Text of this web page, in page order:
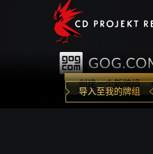
创建一个新牌组
导入至我的牌组
CD PROJEKT®, The Witcher®,